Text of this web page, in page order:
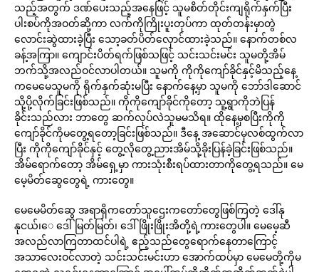
သည့်အတွက် ဒဏ်ပေးသည့်အနေဖြင့် သူမစိတ်တိုင်းကျရိုက်နှက်ပြီး
ပါးစပ်ကိုအဝတ်ဆို့ကာ လက်ကိုကြိုးပူးတုပ်ကာ ထုတ်တန်းမှာတွဲ
လောင်းဆွဲထားခဲ့ပြီး သော့ခတ်ပိတ်လှောင်ထားခဲ့သည်။ နောက်တစ်လ
ခန့်အကြာ။ ကျောင်းပိတ်ရက်ဖြစ်သဖြင့် သင်းသင်းမင်း သူမတို့အိမ်
ဘက်သို့အလည်ဝင်လာပါတယ်။ သူမကို ကိုကိုကျော်ခိုင်နှင့်မိသည့်နေ့
ကမေမေသူမကို ရိုက်နှက်ဆုံးမပြီး နောက်နေ့မှာ သူမကို ဘော်ဒါဆောင်
သို့ပို့လိုက်ခြင်းဖြစ်သည်။ ကိုကိုကျော်ခိုင်ကိုတော့ သူ့ရွာကိုဘဲပြန်
ခိုင်းသည်လား ဘာတွေ ဆက်လုပ်လဲသူမမသိရ။ ထိုနေ့မှစပြီးကိုကို
ကျော်ခိုင်ကိုမတွေ့ရတော့ခြင်းဖြစ်သည်။ ဒီနေ့ အဆောင်မှလစ်ထွက်လာ
ပြီး ကိုကိုကျော်ခိုင်နှင့် တွေ့လိုတွေ့ညားအိမ်သို့ခိုးပြန်ခဲ့ခြင်းဖြစ်သည်။
အိမ်ရောက်တော့ အိမ်ရှေ့မှာ ကားသုံးစီးရပ်ထားတာကိုတွေ့ရသည်။ မေ
မေ့မိတ်ဆွေတွေရဲ့ ကားတွေ။
မေမေမိတ်ဆွေ အရာရှိကတော်သူဌေးကတော်တွေဖြစ်ကြတဲ့ ဒေါ်နု
နုငယ်၊ေ ဒေါ်မြတ်မြတ်၊ ဒေါ်ဖြိုးဖြိုးအိတို့ရဲ့ကားတွေပါ။ မေမေ့ဆီ
အလည်လာကြတာထင်ပါရဲ့ ဧည့်သည်တွေရောက်နေတာကြောင့်
အသာလေးဝင်လာတဲ့ သင်းသင်းမင်းဟာ အောက်ထပ်မှာ မေမေတို့ကိုမ